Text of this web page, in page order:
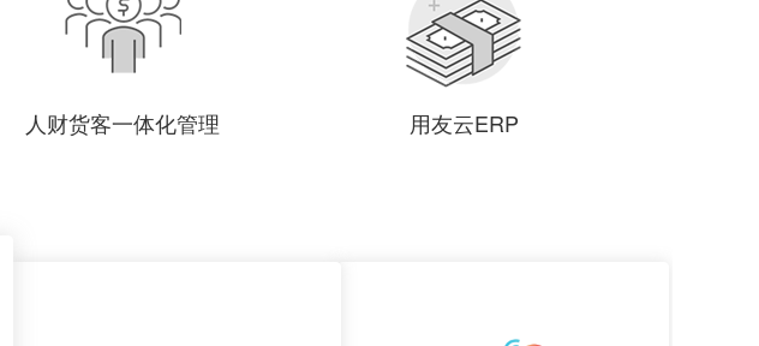
人财货客一体化管理 用友云ERP